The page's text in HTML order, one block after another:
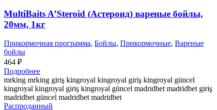
MultiBaits A’Steroid (Астероид) вареные бойлы,
20мм, 1кг
Прикормочная программа, Бойлы, Прикормочные, Вареные
бойлы
464 ₽
Подробнее
mrking mrking giriş kingroyal kingroyal giriş kingroyal güncel
kingroyal kingroyal giriş kingroyal güncel madridbet madridbet giriş
madridbet güncel madridbet madridbet
Распроданный